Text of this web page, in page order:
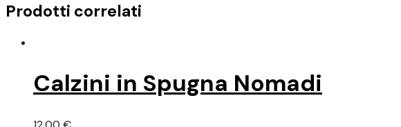
Prodotti correlati
Calzini in Spugna Nomadi